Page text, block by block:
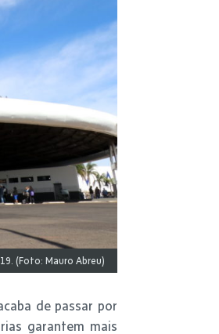
(Foto: Mauro Abreu)
de passar por
garantem mais